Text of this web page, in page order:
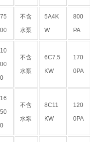
75
00
不含
水泵
5A4K
W
800
PA
10
00
0
不含
水泵
6C7.5
KW
170
0PA
16
50
0
不含
水泵
8C11
KW
120
0PA